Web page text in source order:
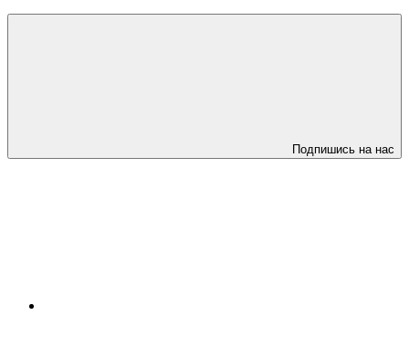
Подпишись на нас